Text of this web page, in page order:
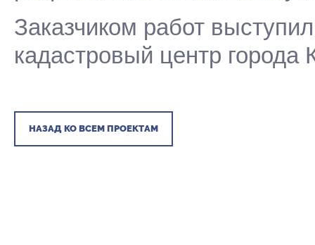
Заказчиком работ
кадастровый центр города
НАЗАД КО ВСЕМ ПРОЕКТАМ